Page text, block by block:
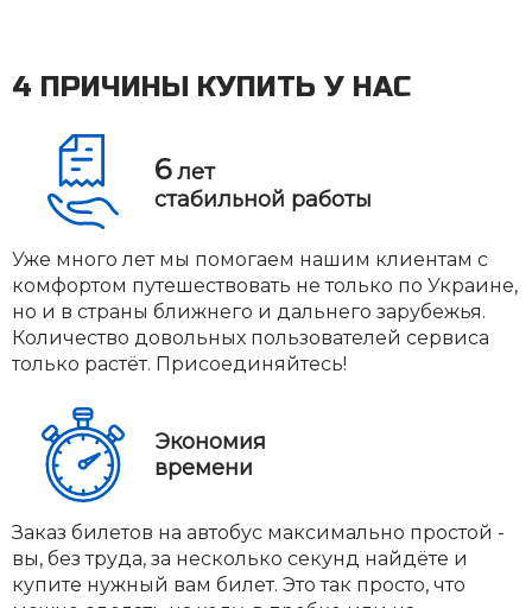
4 ПРИЧИНЫ КУПИТЬ У НАС
6лет
стабильной работы
Уже много лет мы помогаем нашим клиентам с
комфортом путешествовать не только по Украине,
но и в страны ближнего и дальнего зарубежья.
Количество довольных пользователей сервиса
только растёт. Присоединяйтесь!
Экономия
времени
Заказ билетов на автобус максимально простой -
вы, без труда, за несколько секунд найдёте и
купите нужный вам билет. Это так просто, что